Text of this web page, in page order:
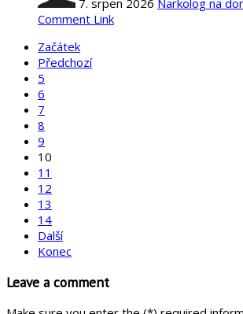
7. srpen 2026 Narkolog na
Comment Link
Začátek
Předchozí
5
6
7
8
9
10
11
12
13
14
Další
Konec
Leave a comment